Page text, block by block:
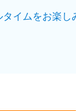
イムをお楽し